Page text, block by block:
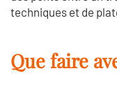
techniques et de
Que faire